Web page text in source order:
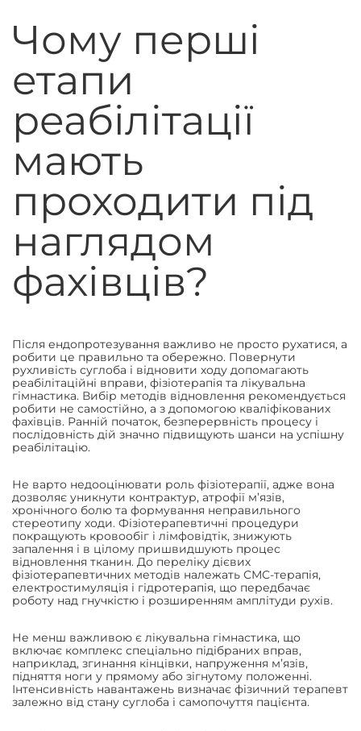
Чому перші
етапи
реабілітації
мають
проходити під
наглядом
фахівців?
Після ендопротезування важливо не просто рухатися, а
робити це правильно та обережно. Повернути
рухливість суглоба і відновити ходу допомагають
реабілітаційні вправи, фізіотерапія та лікувальна
гімнастика. Вибір методів відновлення рекомендується
робити не самостійно, а з допомогою кваліфікованих
фахівців. Ранній початок, безперервність процесу і
послідовність дій значно підвищують шанси на успішну
реабілітацію.
Не варто недооцінювати роль фізіотерапії, адже вона
дозволяє уникнути контрактур, атрофії м’язів,
хронічного болю та формування неправильного
стереотипу ходи. Фізіотерапевтичні процедури
покращують кровообіг і лімфовідтік, знижують
запалення і в цілому пришвидшують процес
відновлення тканин. До переліку дієвих
фізіотерапевтичних методів належать СМС-терапія,
електростимуляція і гідротерапія, що передбачає
роботу над гнучкістю і розширенням амплітуди рухів.
Не менш важливою є лікувальна гімнастика, що
включає комплекс спеціально підібраних вправ,
наприклад, згинання кінцівки, напруження м’язів,
підняття ноги у прямому або зігнутому положенні.
Інтенсивність навантажень визначає фізичний терапевт
залежно від стану суглоба і самопочуття пацієнта.